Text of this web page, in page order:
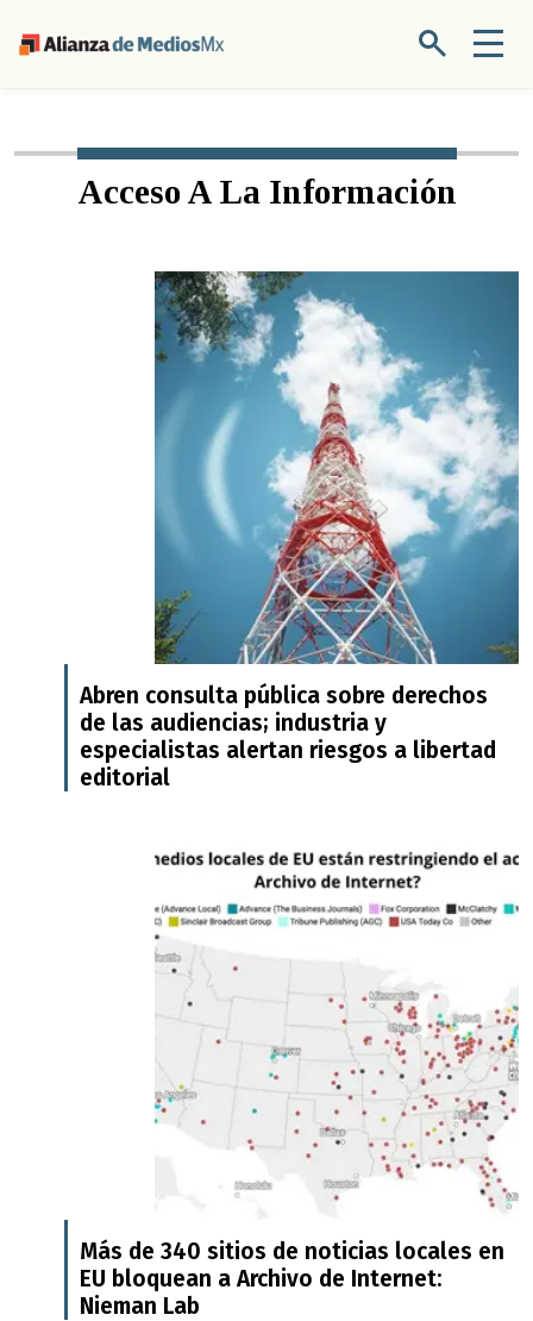
Acceso A La Información
Abren consulta pública sobre derechos
de las audiencias; industria y
especialistas alertan riesgos a libertad
editorial
Más de 340 sitios de noticias locales en
EU bloquean a Archivo de Internet:
Nieman Lab